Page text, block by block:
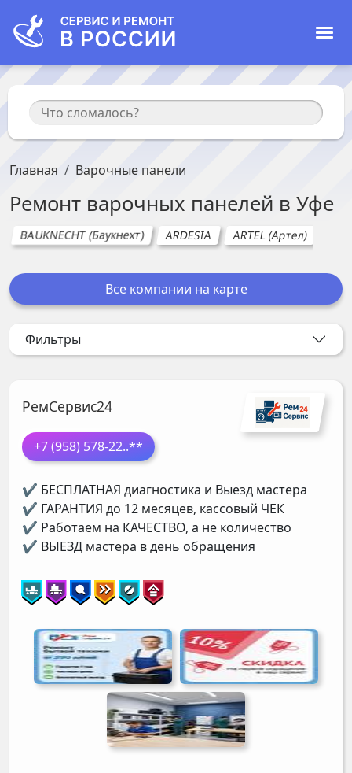
Главная Варочные панели
Ремонт варочных панелей в Уфе
BAUKNECHT (Баукнехт) ARDESIA ARTEL (Артел)
Все компании на карте
Фильтры
РемСервис24
+7 (958) 578-22..**
✔ БЕСПЛАТНАЯ диагностика и Выезд мастера
✔ ГАРАНТИЯ до 12 месяцев, кассовый ЧЕК
✔ Работаем на КАЧЕСТВО, а не количество
✔ ВЫЕЗД мастера в день обращения